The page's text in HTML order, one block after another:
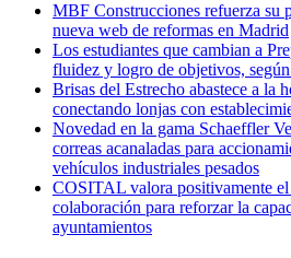
MBF Construcciones refuerza su
nueva web de reformas en Madrid
Los estudiantes que cambian a
fluidez y logro de objetivos,
Brisas del Estrecho abastece a la
conectando lonjas con
Novedad en la gama Schaeffler
correas acanaladas para
vehículos industriales pesados
COSITAL valora positivamente
colaboración para reforzar la
ayuntamientos